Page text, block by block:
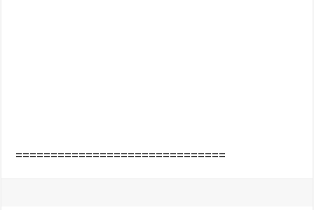
==============================